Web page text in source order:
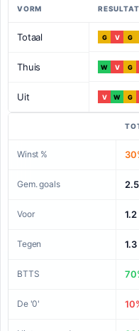
VORM
Totaal G V G
Thuis W V G
Uit V W G
Winst %
Gem. goals 2.5
Voor 1.2
Tegen 1.3
BTTS
De '0'